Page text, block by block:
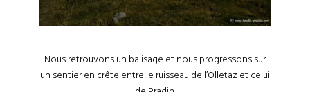
Nous retrouvons un balisage et nous progressons sur
un sentier en crête entre le ruisseau de l’Olletaz et celui